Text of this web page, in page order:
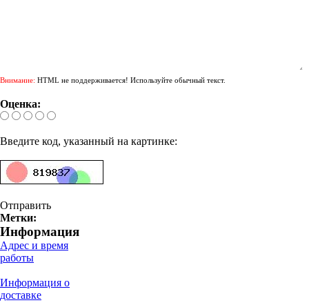
Внимание: HTML не поддерживается! Используйте обычный текст.
Оценка:
Введите код, указанный на картинке:
Отправить
Метки:
Информация
Адрес и время
работы
Информация о
доставке